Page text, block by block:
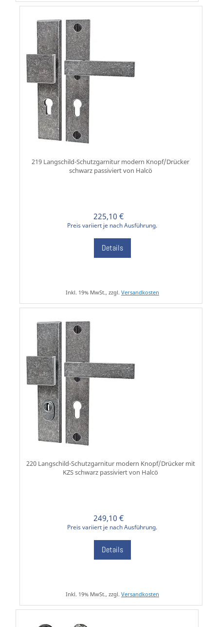
219 Langschild-Schutzgarnitur modern Knopf/Drücker
schwarz passiviert von Halcö
225,10 €
Preis variiert je nach Ausführung.
Details
Inkl. 19% MwSt., zzgl. Versandkosten
220 Langschild-Schutzgarnitur modern Knopf/Drücker mit
KZS schwarz passiviert von Halcö
249,10 €
Preis variiert je nach Ausführung.
Details
Inkl. 19% MwSt., zzgl. Versandkosten